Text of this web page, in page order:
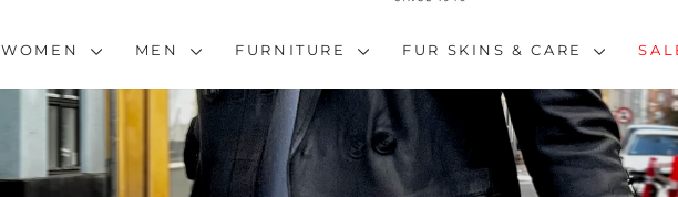
WOMEN MEN FURNITURE FUR SKINS & CARE